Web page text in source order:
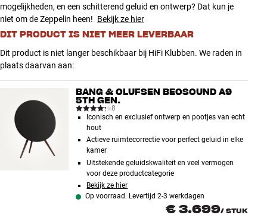
AANBIEDINGEN
Winkels
Klantenservice
Inloggen
mogelijkheden, en een schitterend geluid en ontwerp? Dat kun je
niet om de Zeppelin heen! Bekijk ze hier
DIT PRODUCT IS NIET MEER LEVERBAAR
Dit product is niet langer beschikbaar bij HiFi Klubben. We raden in
plaats daarvan aan:
BANG & OLUFSEN BEOSOUND A9
5TH GEN.
8
Iconisch en exclusief ontwerp en pootjes van echt
hout
Actieve ruimtecorrectie voor perfect geluid in elke
kamer
Uitstekende geluidskwaliteit en veel vermogen
voor deze productcategorie
Bekijk ze hier
Op voorraad. Levertijd 2-3 werkdagen
€ 3.699/ STUK